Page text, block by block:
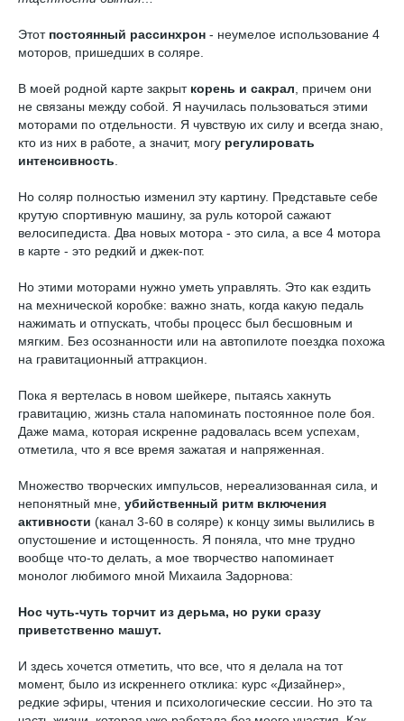
Этот постоянный рассинхрон - неумелое использование 4
моторов, пришедших в соляре.
В моей родной карте закрыт корень и сакрал , причем они
не связаны между собой. Я научилась пользоваться этими
моторами по отдельности. Я чувствую их силу и всегда знаю,
кто из них в работе, а значит, могу регулировать
интенсивность
Но соляр полностью изменил эту картину. Представьте себе
крутую спортивную машину, за руль которой сажают
велосипедиста. Два новых мотора - это сила, а все 4 мотора
в карте - это редкий и джек-пот.
Но этими моторами нужно уметь управлять. Это как ездить
на мехнической коробке: важно знать, когда какую педаль
нажимать и отпускать, чтобы процесс был бесшовным и
мягким. Без осознанности или на автопилоте поездка похожа
на гравитационный аттракцион.
Пока я вертелась в новом шейкере, пытаясь хакнуть
гравитацию, жизнь стала напоминать постоянное поле боя.
Даже мама, которая искренне радовалась всем успехам,
отметила, что я все время зажатая и напряженная.
Множество творческих импульсов, нереализованная сила, и
непонятный мне, убийственный ритм включения
активности (канал 3-60 в соляре) к концу зимы вылились в
опустошение и истощенность. Я поняла, что мне трудно
вообще что-то делать, а мое творчество напоминает
монолог любимого мной Михаила Задорнова:
Нос чуть-чуть торчит из дерьма, но руки сразу
приветственно машут.
И здесь хочется отметить, что все, что я делала на тот
момент, было из искреннего отклика: курс «Дизайнер»,
редкие эфиры, чтения и психологические сессии. Но это та